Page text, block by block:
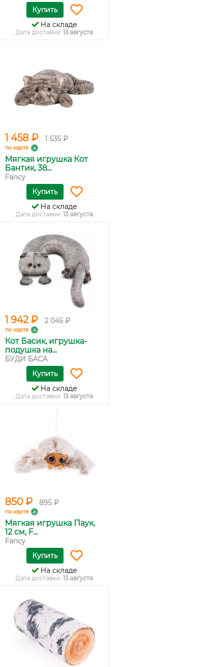
Купить
На складе
Дата доставки: 13 августа
1 458 ₽ 1 535 ₽
по карте
Мягкая игрушка Кот
Бантик, 38...
Fancy
Купить
На складе
Дата доставки: 13 августа
1 942 ₽ 2 045 ₽
по карте
Кот Басик, игрушка-
подушка на...
БУДИ БАСА
Купить
На складе
Дата доставки: 13 августа
850 ₽ 895 ₽
по карте
Мягкая игрушка Паук,
12 см, F...
Fancy
Купить
На складе
Дата доставки: 13 августа